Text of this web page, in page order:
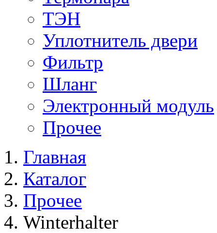
ТЭН
Уплотнитель двери
Фильтр
Шланг
Электронный модуль
Прочее
Главная
Каталог
Прочее
Winterhalter